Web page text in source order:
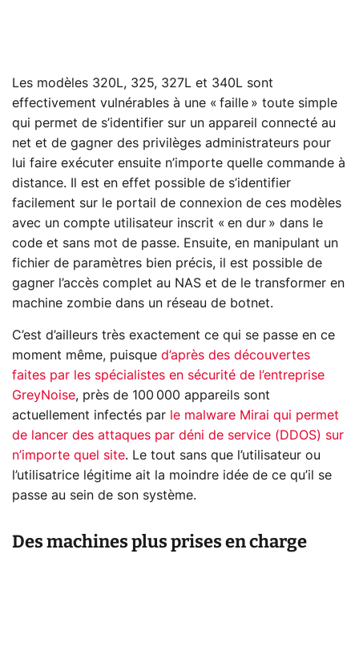
Les modèles 320L, 325, 327L et 340L sont
effectivement vulnérables à une « faille » toute simple
qui permet de s’identifier sur un appareil connecté au
net et de gagner des privilèges administrateurs pour
lui faire exécuter ensuite n’importe quelle commande à
distance. Il est en effet possible de s’identifier
facilement sur le portail de connexion de ces modèles
avec un compte utilisateur inscrit « en dur » dans le
code et sans mot de passe. Ensuite, en manipulant un
fichier de paramètres bien précis, il est possible de
gagner l’accès complet au NAS et de le transformer en
machine zombie dans un réseau de botnet.
C’est d’ailleurs très exactement ce qui se passe en ce
moment même, puisque d’après des découvertes
faites par les spécialistes en sécurité de l’entreprise
GreyNoise, près de 100 000 appareils sont
actuellement infectés par le malware Mirai qui permet
de lancer des attaques par déni de service (DDOS) sur
n’importe quel site. Le tout sans que l’utilisateur ou
l’utilisatrice légitime ait la moindre idée de ce qu’il se
passe au sein de son système.
Des machines plus prises en charge